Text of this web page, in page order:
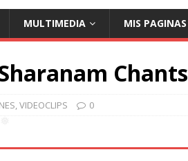
❅
MULTIMEDIA MIS PAGINAS
Chants
,VIDEOCLIPS 0